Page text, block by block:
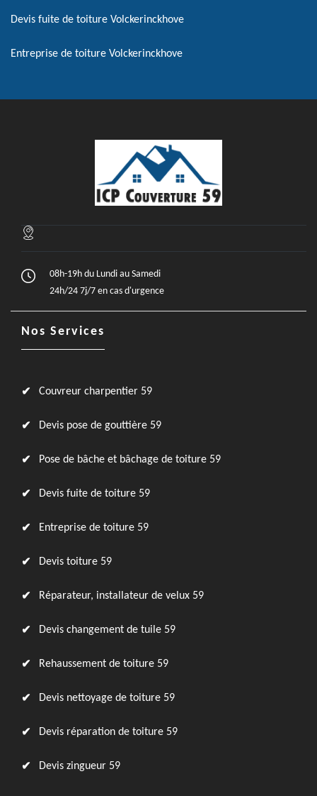
Devis fuite de toiture Volckerinckhove
Entreprise de toiture Volckerinckhove
08h-19h du Lundi au Samedi
24h/24 7j/7 en cas d'urgence
Nos Services
Couvreur charpentier 59
Devis pose de gouttière 59
Pose de bâche et bâchage de toiture 59
Devis fuite de toiture 59
Entreprise de toiture 59
Devis toiture 59
Réparateur, installateur de velux 59
Devis changement de tuile 59
Rehaussement de toiture 59
Devis nettoyage de toiture 59
Devis réparation de toiture 59
Devis zingueur 59